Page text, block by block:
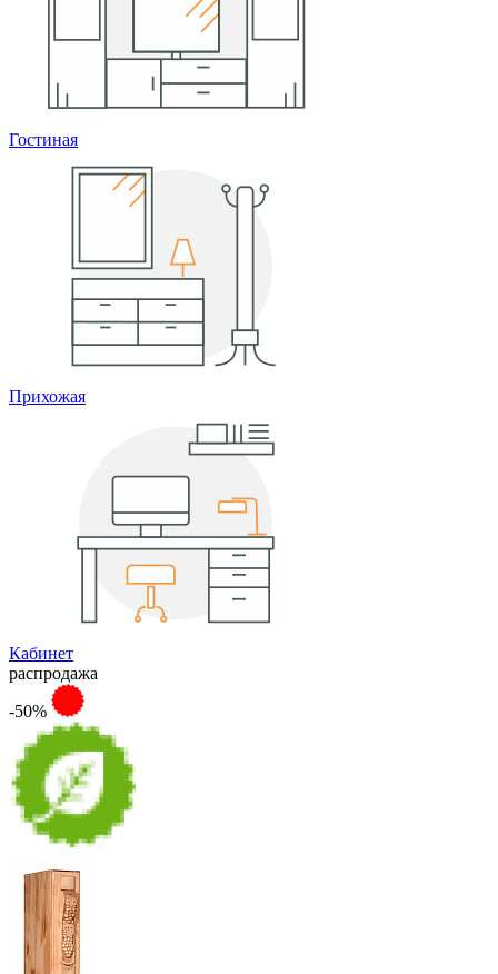
Гостиная
Прихожая
Кабинет
распродажа
-50%